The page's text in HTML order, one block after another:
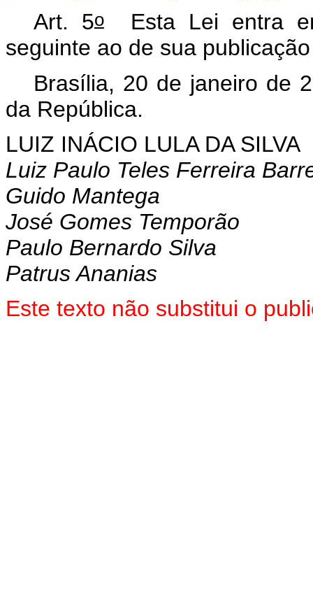
Art. 5oEsta Lei entra
seguinte ao de sua
Brasília, 20 de janeiro de
da República.
LUIZ INÁCIO LULA DA SILVA
Luiz Paulo Teles Ferreira
Guido Mantega
José Gomes Temporão
Paulo Bernardo Silva
Patrus Ananias
Este texto não substitui o